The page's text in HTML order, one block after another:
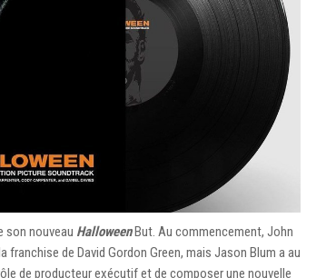
son nouveau HalloweenBut. Au commencement, John
de David Gordon Green, mais Jason Blum a au
de producteur exécutif et de composer une nouvelle